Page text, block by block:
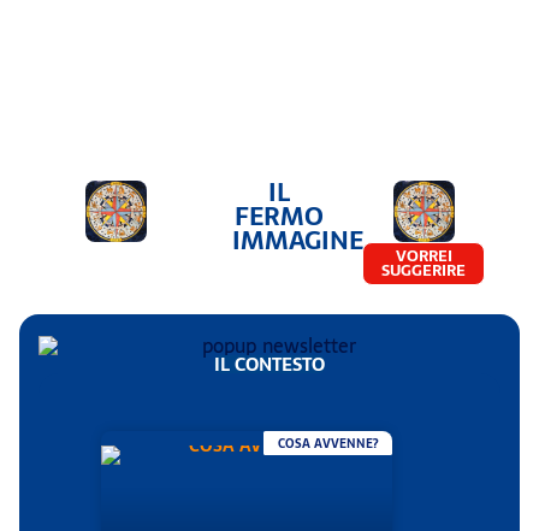
IL
FERMO
IMMAGINE VORREI
SUGGERIRE
IL CONTESTO
COSA AVVENNE?